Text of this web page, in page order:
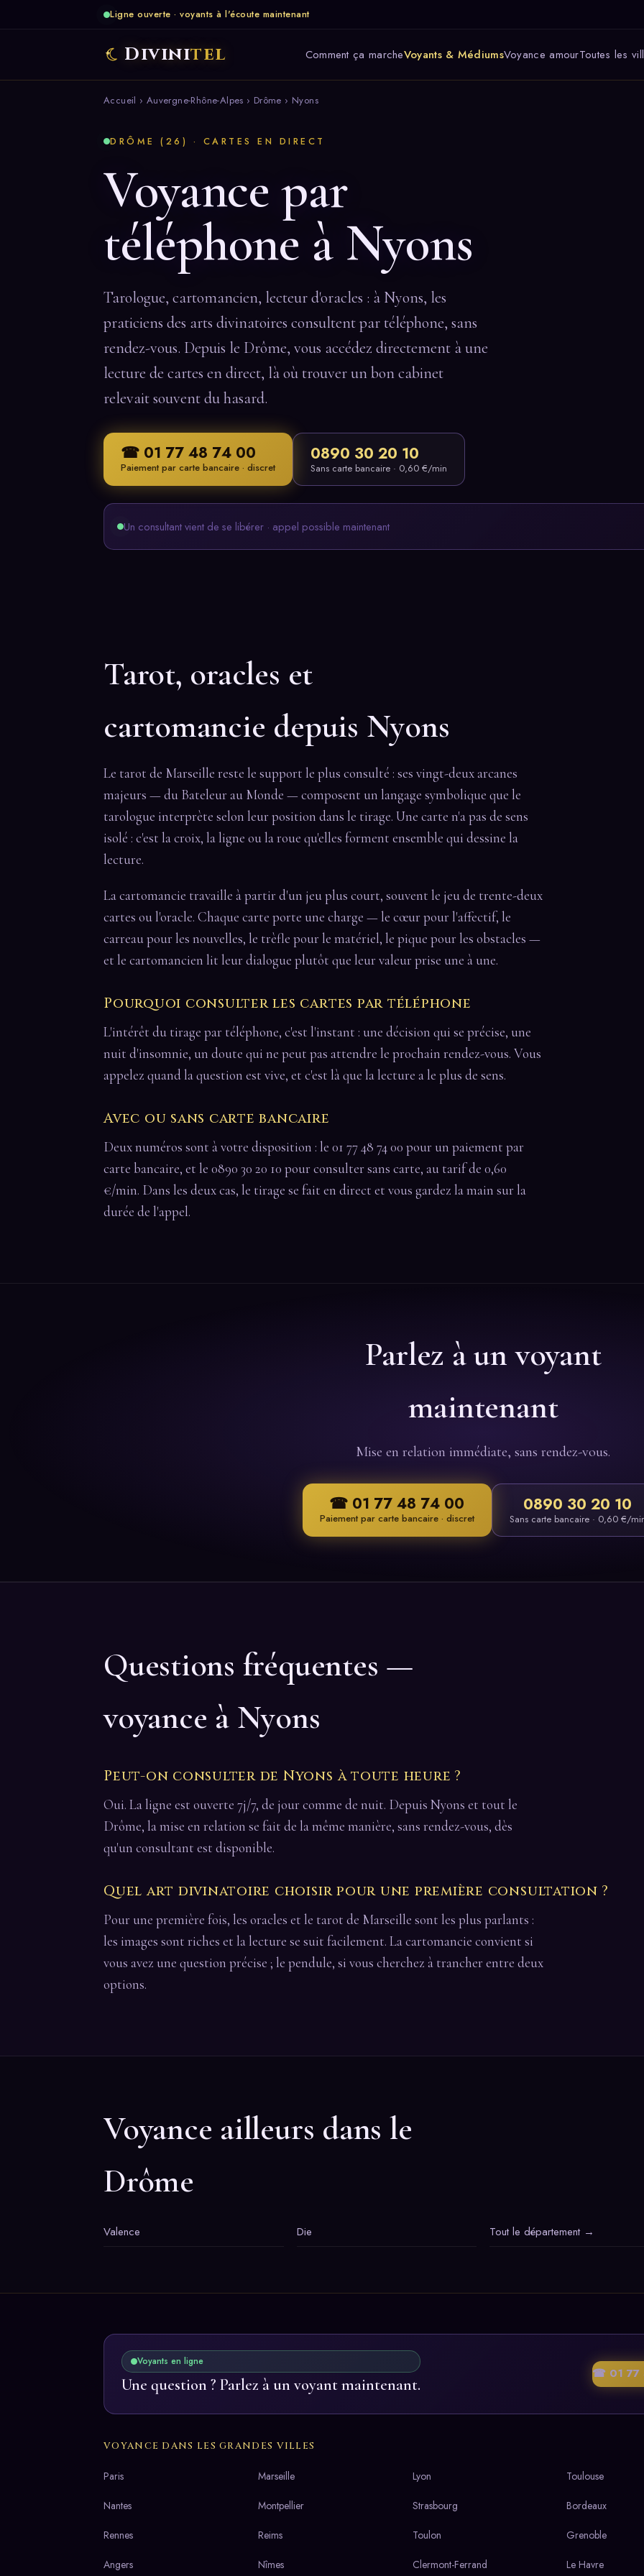
Ligne ouverte · voyants à l'écoute maintenant
Divinitel Comment ça marcheVoyants & MédiumsVoyance amourToutes les
Accueil › Auvergne-Rhône-Alpes › Drôme › Nyons
DRÔME (26) · CARTES EN DIRECT
Voyance par
téléphone à Nyons
Tarologue, cartomancien, lecteur d'oracles : à Nyons, les
praticiens des arts divinatoires consultent par téléphone, sans
rendez-vous. Depuis le Drôme, vous accédez directement à une
lecture de cartes en direct, là où trouver un bon cabinet
relevait souvent du hasard.
☎ 01 77 48 74 00
Paiement par carte bancaire · discret
0890 30 20 10
Sans carte bancaire · 0,60 €/min
Un consultant vient de se libérer · appel possible maintenant
Tarot, oracles et
cartomancie depuis Nyons
Le tarot de Marseille reste le support le plus consulté : ses vingt-deux arcanes
majeurs — du Bateleur au Monde — composent un langage symbolique que le
tarologue interprète selon leur position dans le tirage. Une carte n'a pas de sens
isolé : c'est la croix, la ligne ou la roue qu'elles forment ensemble qui dessine la
lecture.
La cartomancie travaille à partir d'un jeu plus court, souvent le jeu de trente-deux
cartes ou l'oracle. Chaque carte porte une charge — le cœur pour l'affectif, le
carreau pour les nouvelles, le trèfle pour le matériel, le pique pour les obstacles —
et le cartomancien lit leur dialogue plutôt que leur valeur prise une à une.
Pourquoi consulter les cartes par téléphone
L'intérêt du tirage par téléphone, c'est l'instant : une décision qui se précise, une
nuit d'insomnie, un doute qui ne peut pas attendre le prochain rendez-vous. Vous
appelez quand la question est vive, et c'est là que la lecture a le plus de sens.
Avec ou sans carte bancaire
Deux numéros sont à votre disposition : le 01 77 48 74 00 pour un paiement par
carte bancaire, et le 0890 30 20 10 pour consulter sans carte, au tarif de 0,60
€/min. Dans les deux cas, le tirage se fait en direct et vous gardez la main sur la
durée de l'appel.
Parlez à un voyant
maintenant
Mise en relation immédiate, sans rendez-vous.
☎ 01 77 48 74 00
Paiement par carte bancaire · discret
0890 30 20 10
Sans carte bancaire · 0,60 €/
Questions fréquentes —
voyance à Nyons
Peut-on consulter de Nyons à toute heure ?
Oui. La ligne est ouverte 7j/7, de jour comme de nuit. Depuis Nyons et tout le
Drôme, la mise en relation se fait de la même manière, sans rendez-vous, dès
qu'un consultant est disponible.
Quel art divinatoire choisir pour une première consultation ?
Pour une première fois, les oracles et le tarot de Marseille sont les plus parlants :
les images sont riches et la lecture se suit facilement. La cartomancie convient si
vous avez une question précise ; le pendule, si vous cherchez à trancher entre deux
options.
Voyance ailleurs dans le
Drôme
Valence Die Tout le département →
Voyants en ligne
Une question ? Parlez à un voyant maintenant.
☎ 01 77
VOYANCE DANS LES GRANDES VILLES
Paris Marseille Lyon Toulouse
Nantes Montpellier Strasbourg Bordeaux
Rennes Reims Toulon Grenoble
Angers Nîmes Clermont-Ferrand Le Havre